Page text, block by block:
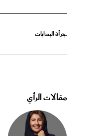
جرأة البدايات
مقالات الرأي